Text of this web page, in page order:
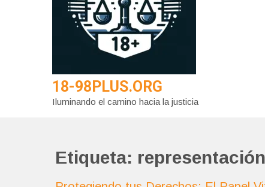
18-98PLUS.ORG
Iluminando el camino hacia la justicia
Etiqueta: representación